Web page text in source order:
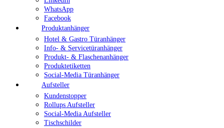
WhatsApp
Facebook
Produktanhänger
Hotel & Gastro Türanhänger
Info- & Servicetüranhänger
Produkt- & Flaschenanhänger
Produktetiketten
Social-Media Türanhänger
Aufsteller
Kundenstopper
Rollups Aufsteller
Social-Media Aufsteller
Tischschilder